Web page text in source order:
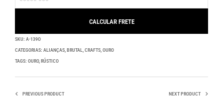
SKU: A-139O
CATEGORIAS: ALIANÇAS BRUTAL CRAFTS OURO
TAGS: OURO, RÚSTICO
PREVIOUS PRODUCT NEXT PRODUCT